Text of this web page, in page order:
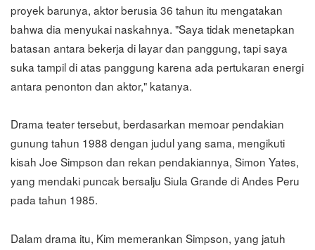
proyek barunya, aktor berusia 36 tahun itu mengatakan
bahwa dia menyukai naskahnya. "Saya tidak menetapkan
batasan antara bekerja di layar dan panggung, tapi saya
suka tampil di atas panggung karena ada pertukaran energi
antara penonton dan aktor," katanya.
Drama teater tersebut, berdasarkan memoar pendakian
gunung tahun 1988 dengan judul yang sama, mengikuti
kisah Joe Simpson dan rekan pendakiannya, Simon Yates,
yang mendaki puncak bersalju Siula Grande di Andes Peru
pada tahun 1985.
Dalam drama itu, Kim memerankan Simpson, yang jatuh